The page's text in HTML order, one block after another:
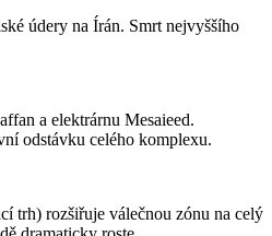
údery na Írán. Smrt nejvyššího
a elektrárnu Mesaieed.
odstávku celého komplexu.
trh) rozšiřuje válečnou zónu na celý